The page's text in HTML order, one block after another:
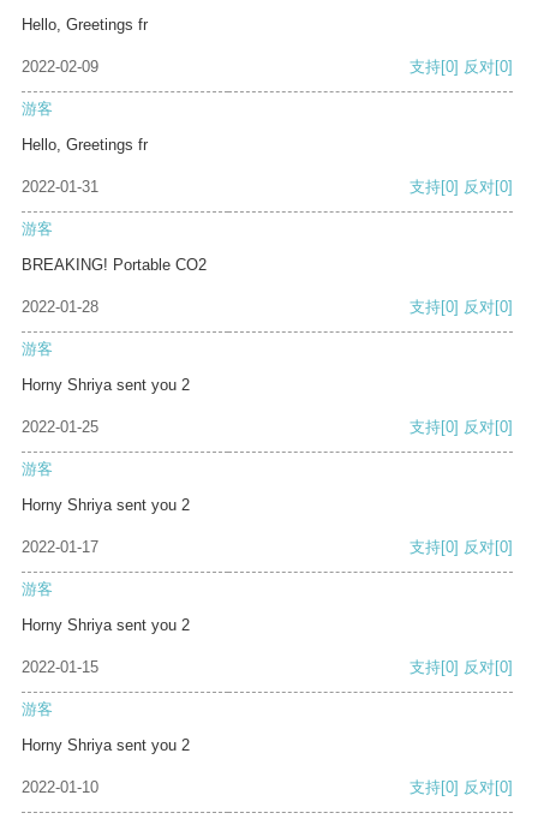
Hello, Greetings fr
2022-02-09 支持[0] 反对[0]
游客
Hello, Greetings fr
2022-01-31 支持[0] 反对[0]
游客
BREAKING! Portable CO2
2022-01-28 支持[0] 反对[0]
游客
Horny Shriya sent you 2
2022-01-25 支持[0] 反对[0]
游客
Horny Shriya sent you 2
2022-01-17 支持[0] 反对[0]
游客
Horny Shriya sent you 2
2022-01-15 支持[0] 反对[0]
游客
Horny Shriya sent you 2
2022-01-10 支持[0] 反对[0]